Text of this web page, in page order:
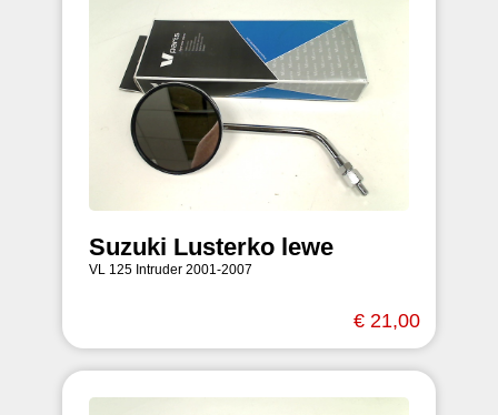
Suzuki Lusterko lewe
VL 125 Intruder 2001-2007
€ 21,00